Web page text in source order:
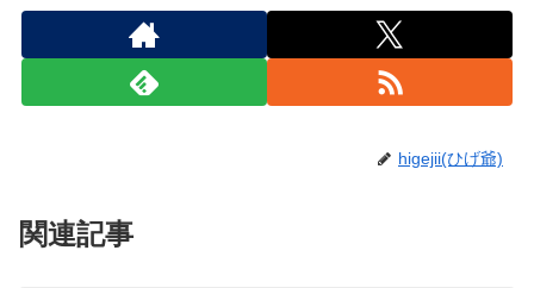
higejii(ひげ爺)
関連記事